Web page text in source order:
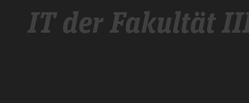
IT der Fakultät